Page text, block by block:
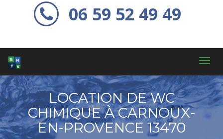
06 59 52 49 49
LOCATION DE WC
CHIMIQUE À CARNOUX-
EN-PROVENCE 13470